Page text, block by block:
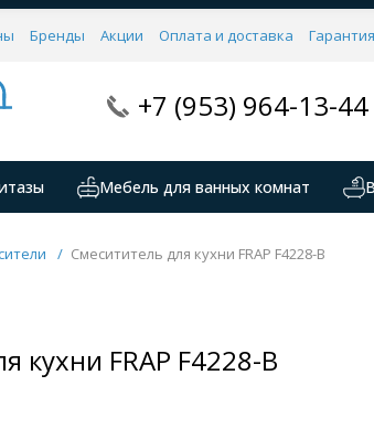
Бренды Акции Оплата и доставка Гарантия
+7 (953) 964-13-44
Мебель для ванных комнат
/ Смесититель для кухни FRAP F4228-B
кухни FRAP F4228-B